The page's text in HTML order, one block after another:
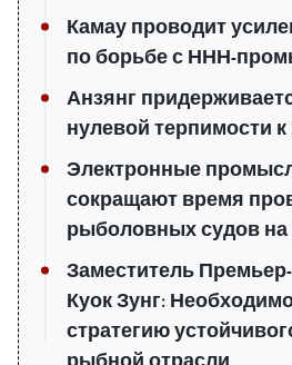
Камау проводит
по борьбе с ННН-
Анзянг
нулевой терпимости
Электронные
сокращают время
рыболовных судов на
Заместитель
Куок Зунг:
стратегию